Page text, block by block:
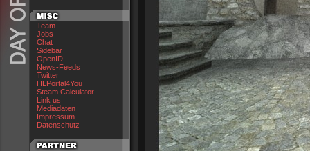
Team
Jobs
Chat
Sidebar
OpenID
News-Feeds
Twitter
HLPortal4You
Steam Calculator
Link us
Mediadaten
Impressum
Datenschutz